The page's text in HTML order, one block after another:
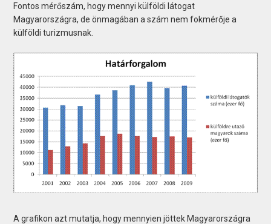
Fontos mérőszám, hogy mennyi külföldi látogat
Magyarországra, de önmagában a szám nem fokmérője a
külföldi turizmusnak.
A grafikon azt mutatja, hogy mennyien jöttek Magyarországra